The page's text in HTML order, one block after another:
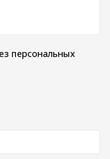
персональных